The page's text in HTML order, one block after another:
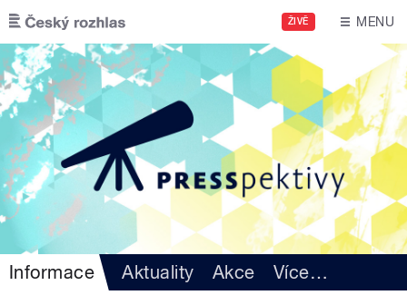
Přejít k hlavnímu obsahu
ŽIVĚ MENU
Informace Aktuality Akce Více…